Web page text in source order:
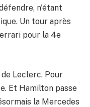
n'étant
Un tour après
pour la 4e
Leclerc. Pour
Et Hamilton passe
la Mercedes